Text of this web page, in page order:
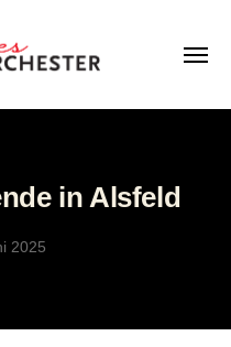
in Alsfeld
2025